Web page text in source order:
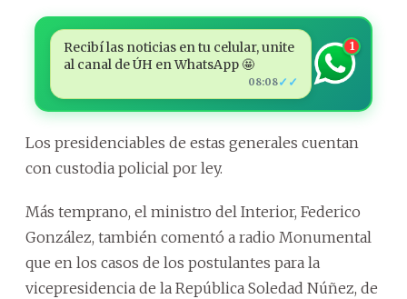
Recibí las noticias en tu celular, unite
al canal de ÚH en WhatsApp 🤩
08:08✓✓
1
Los presidenciables de estas generales cuentan
con custodia policial por ley.
Más temprano, el ministro del Interior, Federico
González, también comentó a radio Monumental
que en los casos de los postulantes para la
vicepresidencia de la República Soledad Núñez, de